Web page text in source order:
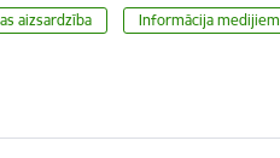
aizsardzība Informācija medijiem